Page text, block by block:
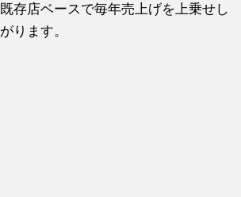
存店ベースで毎年売上げを上乗せし
ります。